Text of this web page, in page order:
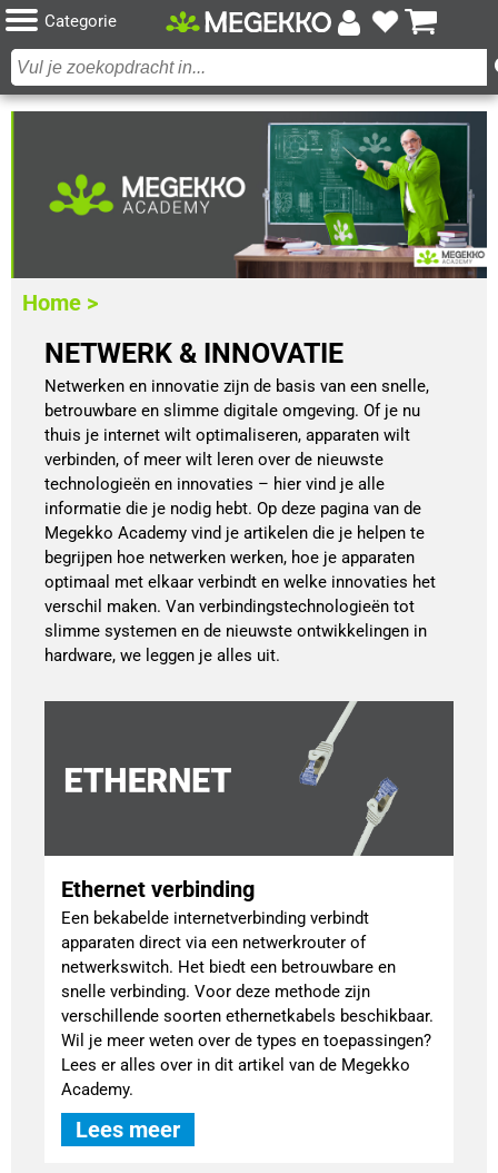
Categorie
Home >
NETWERK & INNOVATIE
Netwerken en innovatie zijn de basis van een snelle,
betrouwbare en slimme digitale omgeving. Of je nu
thuis je internet wilt optimaliseren, apparaten wilt
verbinden, of meer wilt leren over de nieuwste
technologieën en innovaties – hier vind je alle
informatie die je nodig hebt. Op deze pagina van de
Megekko Academy vind je artikelen die je helpen te
begrijpen hoe netwerken werken, hoe je apparaten
optimaal met elkaar verbindt en welke innovaties het
verschil maken. Van verbindingstechnologieën tot
slimme systemen en de nieuwste ontwikkelingen in
hardware, we leggen je alles uit.
Ethernet verbinding
Een bekabelde internetverbinding verbindt
apparaten direct via een netwerkrouter of
netwerkswitch. Het biedt een betrouwbare en
snelle verbinding. Voor deze methode zijn
verschillende soorten ethernetkabels beschikbaar.
Wil je meer weten over de types en toepassingen?
Lees er alles over in dit artikel van de Megekko
Academy.
Lees meer